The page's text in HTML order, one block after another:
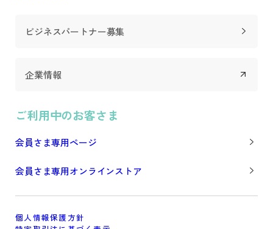
ビジネスパートナー募集
企業情報
ご利用中のお客さま
会員さま専用ページ
会員さま専用オンラインストア
個人情報保護方針